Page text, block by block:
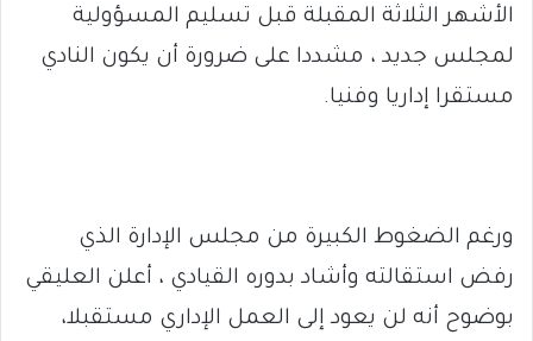
الأشهر الثلاثة المقبلة قبل تسليم المسؤولية
لمجلس جديد ، مشددا على ضرورة أن يكون النادي
مستقرا إداريا وفنيا.
ورغم الضغوط الكبيرة من مجلس الإدارة الذي
رفض استقالته وأشاد بدوره القيادي ، أعلن العليقي
بوضوح أنه لن يعود إلى العمل الإداري مستقبلا،